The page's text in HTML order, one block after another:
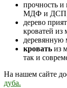
прочность и
МДФ и
дерево
кроватей из
деревянную
кровать из
так и
На нашем сайте
дуба.